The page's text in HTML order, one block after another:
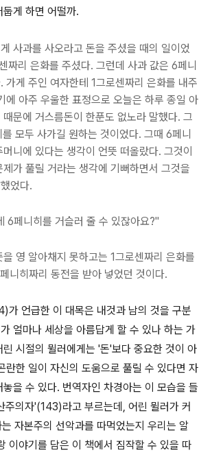
게 하면 어떨까.
사과를 사오라고 돈을 주셨을 때의 일이었
짜리 은화를 주셨다. 그런데 사과 값은 6페니
가게 주인 여자한테 1그로센짜리 은화를 내주
에 아주 우울한 표정으로 오늘은 하루 종일 아
문에 거스름돈이 한푼도 없노라 말했다. 그
모두 사가길 원하는 것이었다. 그때 6페니
니에 있다는 생각이 언뜻 떠올랐다. 그것이
가 풀릴 거라는 생각에 기뻐하면서 그것을
었다.
6페니히를 거슬러 줄 수 있잖아요?"
영 알아채지 못하고는 1그로센짜리 은화를
니히짜리 동전을 받아 넣었던 것이다.
가 언급한 이 대목은 내것과 남의 것을 구분
얼마나 세상을 아름답게 할 수 있나 하는 가
시절의 뮐러에게는 '돈'보다 중요한 것이 아
란한 일이 자신의 도움으로 풀릴 수 있다면 자
을 수 있다. 번역자인 차경아는 이 모습을 들
주의자'(143)라고 부르는데, 어린 뮐러가 커
자본주의 선악과를 따먹었는지 우리는 알
이야기를 담은 이 책에서 짐작할 수 있을 따